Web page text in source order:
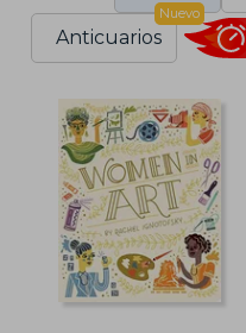
Anticuarios
Nuevo